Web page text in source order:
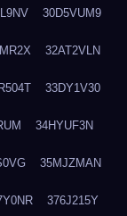
30D5VUM9
32AT2VLN
33DY1V30
34HYUF3N
35MJZMAN
376J215Y